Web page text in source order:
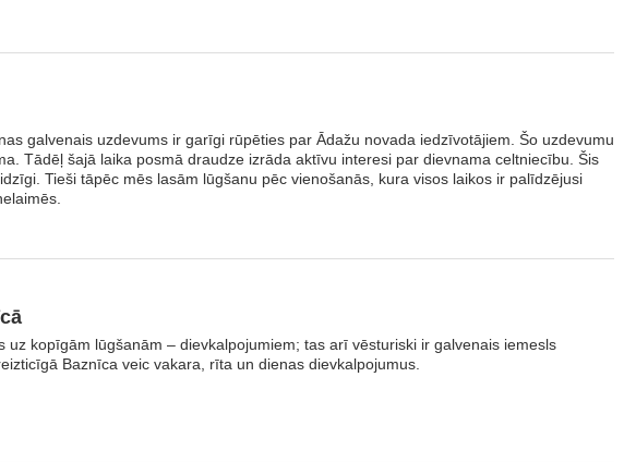
galvenais uzdevums ir garīgi rūpēties par Ādažu novada iedzīvotājiem. Šo uzdevumu
Tādēļ šajā laika posmā draudze izrāda aktīvu interesi par dievnama celtniecību. Šis
Tieši tāpēc mēs lasām lūgšanu pēc vienošanās, kura visos laikos ir palīdzējusi
uz kopīgām lūgšanām – dievkalpojumiem; tas arī vēsturiski ir galvenais iemesls
Baznīca veic vakara, rīta un dienas dievkalpojumus.